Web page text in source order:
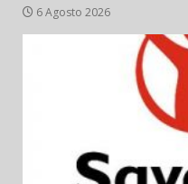
6 Agosto 2026